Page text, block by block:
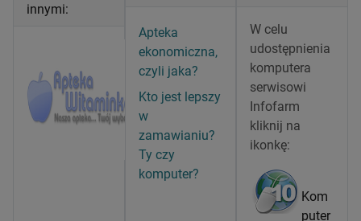
innymi:
Apteka
ekonomiczna,
czyli jaka?
Kto jest lepszy
w
zamawianiu?
Ty czy
komputer?
W celu
udostępnienia
komputera
serwisowi
Infofarm
kliknij na
ikonkę:
Kom
puter